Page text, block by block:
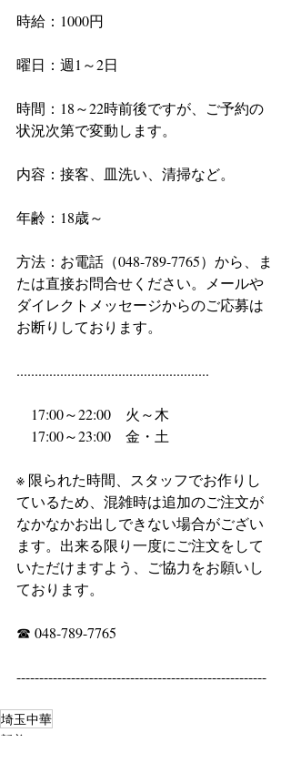
時給：1000円
曜日：週1～2日
時間：18～22時前後ですが、ご予約の
状況次第で変動します。
内容：接客、皿洗い、清掃など。
年齢：18歳～
方法：お電話（048-789-7765）から、ま
たは直接お問合せください。メールや
ダイレクトメッセージからのご応募は
お断りしております。
.....................................................
17:00～22:00　火～木
17:00～23:00　金・土
※ 限られた時間、スタッフでお作りし
ているため、混雑時は追加のご注文が
なかなかお出しできない場合がござい
ます。出来る限り一度にご注文をして
いただけますよう、ご協力をお願いし
ております。
☎ 048-789-7765
-------------------------------------------------------
埼玉中華
新着ニュース